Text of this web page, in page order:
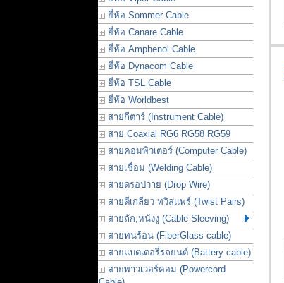
ยี่ห้อ Sommer Cable
ยี่ห้อ Canare Cable
ยี่ห้อ Amphenol Cable
ยี่ห้อ Dynacom Cable
ยี่ห้อ TSL Cable
ยี่ห้อ Worldbest
สายกีตาร์ (Instrument Cable)
สาย Coaxial RG6 RG58 RG59
สายคอมพิวเตอร์ (Computer Cable)
สายเชื่อม (Welding Cable)
สายดรอปวาย (Drop Wire)
สายตีเกลียว ทวิสแพร์ (Twist Pairs)
สายถัก,หนังงู (Cable Sleeving)
สายทนร้อน (FiberGlass cable)
สายแบตเตอรี่รถยนต์ (Battery cable)
สายพาวเวอร์คอม (Powercord